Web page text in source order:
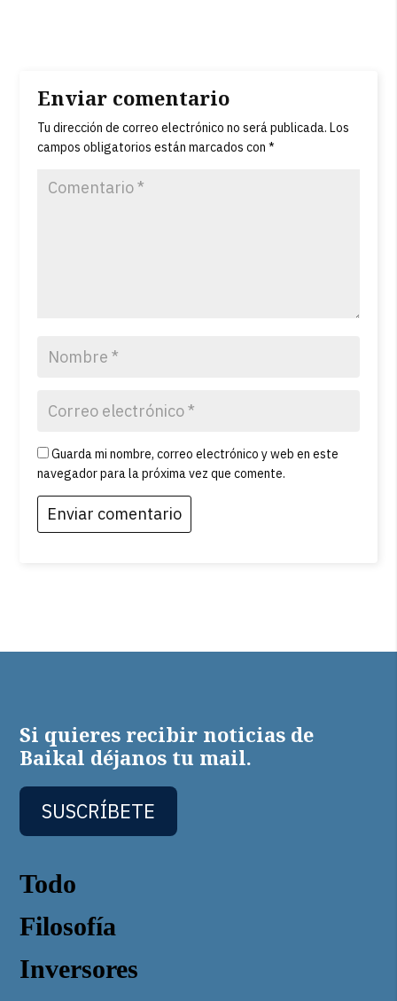
Enviar comentario
Tu dirección de correo electrónico no será publicada. Los
campos obligatorios están marcados con*
Guarda mi nombre, correo electrónico y web en este
navegador para la próxima vez que comente.
Todo
Filosofía
Inversores
Si quieres recibir noticias de
Baikal déjanos tu mail.
SUSCRÍBETE